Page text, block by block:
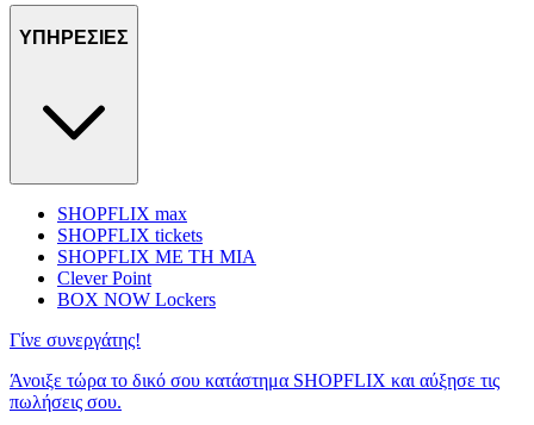
ΥΠΗΡΕΣΙΕΣ
SHOPFLIX max
SHOPFLIX tickets
SHOPFLIX ΜΕ ΤΗ ΜΙΑ
Clever Point
BOX NOW Lockers
Γίνε συνεργάτης!
Άνοιξε τώρα το δικό σου κατάστημα SHOPFLIX και αύξησε τις
πωλήσεις σου.